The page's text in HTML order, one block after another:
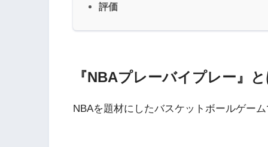
評価
『NBAプレーバイプレー』
NBAを題材にしたバスケットボールゲー